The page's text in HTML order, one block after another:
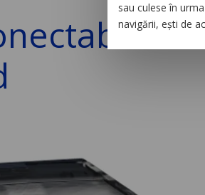
sau culese în
navigării, ești de